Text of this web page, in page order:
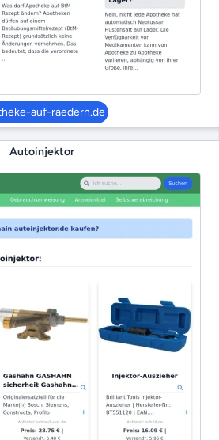
auf-raedern.de
Autoinjektor